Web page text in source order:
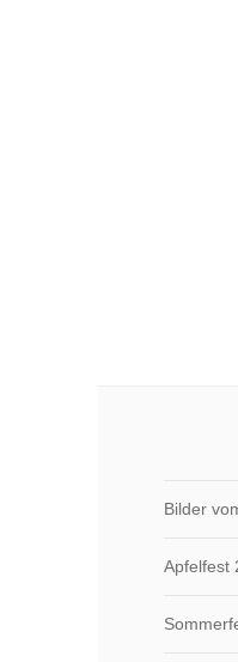
Bilder
Apfelfest